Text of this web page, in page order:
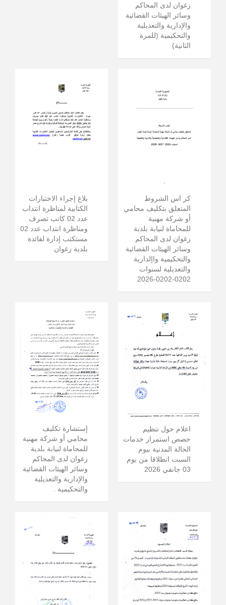
زغوان لدى المحاكم
وسائر الهيئات القضائية
والإدارية والتعديلية
والتحكيمية (للمرة
الثانية)
بلاغ إجراء الاختبارات
الكتابية لمناظرة انتداب
عدد 02 كاتب تصرف
ومناظرة انتداب عدد 02
مستكتب إدارة لفائدة
بلدية زغوان
كر اس الشروط
المتعلق بتكليف محامي
أو شركة مهنية
للمحاماة لنيابة بلدية
زغوان لدى المحاكم
وسائر الهيئات القضائية
والتحكيمية واإلدارية
والتعديلية لسنوات
0202-0202-2026
إستشارة تكليف
محامي أو شركة مهنية
للمحاماة لنيابة بلدية
زغوان لدى المحاكم
وسائر الهيئات القضائية
والإدارية والتعديلية
والتحكيمية .
اعلام حول تنظيم
حصص استمرار خدمات
الحالة المدنية بيوم
السبت انطلاقا من يوم
03 جانفي 2026